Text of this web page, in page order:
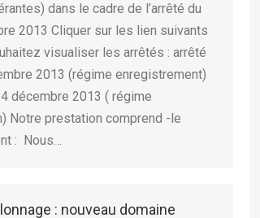
dans le cadre de l’arrêté du
2013 Cliquer sur les lien suivants
visualiser les arrêtés : arrêté
2013 (régime enregistrement)
décembre 2013 ( régime
Notre prestation comprend -le
: Nous…
: nouveau domaine